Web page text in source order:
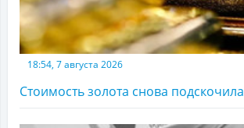
18:54, 7 августа 2026
Стоимость золота снова подскочила